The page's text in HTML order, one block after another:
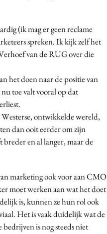
(ik mag er geen reclame
spreken. Ik kijk zelf het
van de RUG over die
het doen naar de positie van
toe valt vooral op dat
ontwikkelde wereld,
dan ooit eerder om zijn
en al langer, maar de
marketing ook voor aan CMO
moet werken aan wat het doet
is, kunnen ze hun rol ook
Het is vaak duidelijk wat de
is nog steeds niet